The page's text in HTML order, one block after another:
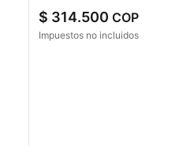
$ 314.500 COP
Impuestos no incluidos